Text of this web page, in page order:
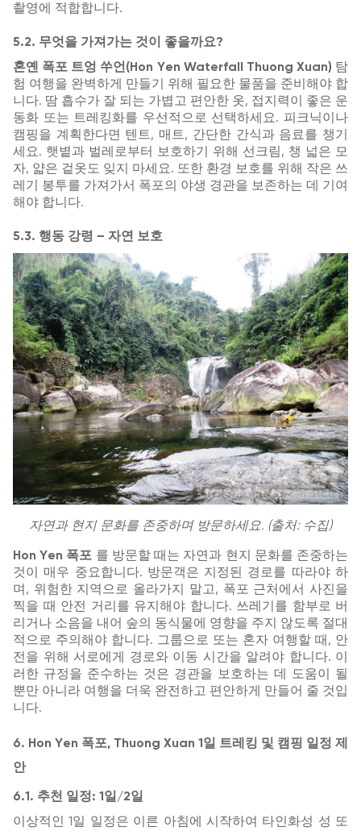
촬영에 적합합니다.
5.2. 무엇을 가져가는 것이 좋을까요?
혼옌 폭포 트엉 쑤언(Hon Yen Waterfall Thuong Xuan) 탐
험 여행을 완벽하게 만들기 위해 필요한 물품을 준비해야 합
니다. 땀 흡수가 잘 되는 가볍고 편안한 옷, 접지력이 좋은 운
동화 또는 트레킹화를 우선적으로 선택하세요. 피크닉이나
캠핑을 계획한다면 텐트, 매트, 간단한 간식과 음료를 챙기
세요. 햇볕과 벌레로부터 보호하기 위해 선크림, 챙 넓은 모
자, 얇은 겉옷도 잊지 마세요. 또한 환경 보호를 위해 작은 쓰
레기 봉투를 가져가서 폭포의 야생 경관을 보존하는 데 기여
해야 합니다.
5.3. 행동 강령 – 자연 보호
자연과 현지 문화를 존중하며 방문하세요. (출처: 수집)
Hon Yen 폭포 를 방문할 때는 자연과 현지 문화를 존중하는
것이 매우 중요합니다. 방문객은 지정된 경로를 따라야 하
며, 위험한 지역으로 올라가지 말고, 폭포 근처에서 사진을
찍을 때 안전 거리를 유지해야 합니다. 쓰레기를 함부로 버
리거나 소음을 내어 숲의 동식물에 영향을 주지 않도록 절대
적으로 주의해야 합니다. 그룹으로 또는 혼자 여행할 때, 안
전을 위해 서로에게 경로와 이동 시간을 알려야 합니다. 이
러한 규정을 준수하는 것은 경관을 보호하는 데 도움이 될
뿐만 아니라 여행을 더욱 완전하고 편안하게 만들어 줄 것입
니다.
6. Hon Yen 폭포, Thuong Xuan 1일 트레킹 및 캠핑 일정 제
안
6.1. 추천 일정: 1일/2일
이상적인 1일 일정은 이른 아침에 시작하여 타인화성 성 또